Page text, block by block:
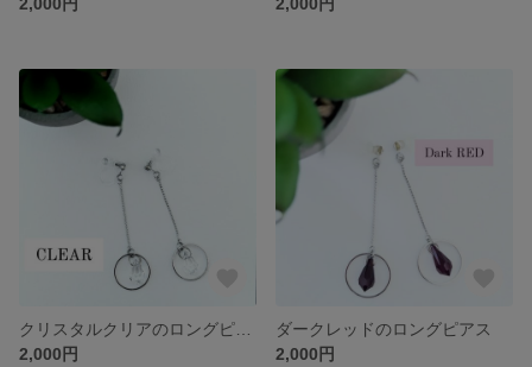
2,000円
ダークレッドのロングピアス
2,000円